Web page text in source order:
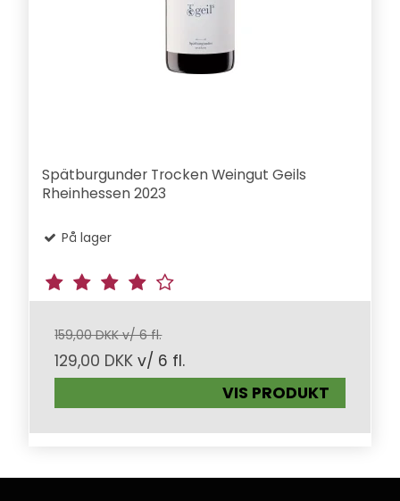
Spätburgunder Trocken Weingut Geils
Rheinhessen 2023
På lager
159,00 DKK v/ 6 fl.
129,00 DKK v/ 6 fl.
VIS PRODUKT